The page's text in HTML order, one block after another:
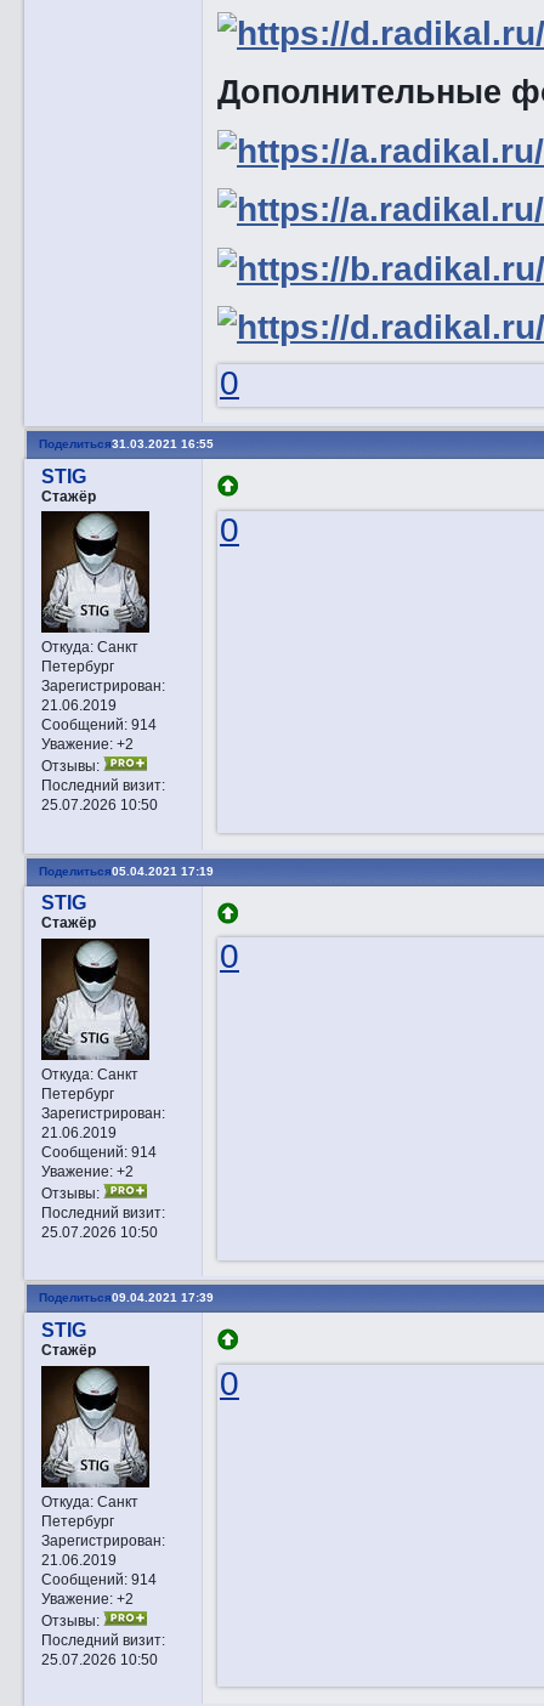
Дополнительные
0
Поделиться31.03.2021 16:55
STIG
Стажёр
Откуда:Санкт
Петербург
Зарегистрирован:
21.06.2019
Сообщений:914
Уважение: +2
Отзывы:
Последний визит:
25.07.2026 10:50
0
Поделиться05.04.2021 17:19
STIG
Стажёр
Откуда:Санкт
Петербург
Зарегистрирован:
21.06.2019
Сообщений:914
Уважение: +2
Отзывы:
Последний визит:
25.07.2026 10:50
0
Поделиться09.04.2021 17:39
STIG
Стажёр
Откуда:Санкт
Петербург
Зарегистрирован:
21.06.2019
Сообщений:914
Уважение: +2
Отзывы:
Последний визит:
25.07.2026 10:50
0